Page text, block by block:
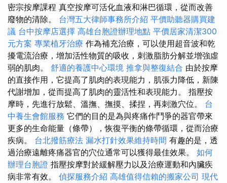
密宗按摩課程 真空按摩可活化血液和淋巴循環，從而改善
廢物的清除。 台灣五大律師事務所介紹 平價助聽器購買建
議 台中按摩店選擇 高雄台胞證辦理地點 平價居家清潔300
元方案 專業植牙治療 作為補充治療，可以使用超音波和乾
擾電流治療，增加活性物質的吸收，刺激脂肪分解並增強虛
弱的肌肉。 舒適的養護中心環境 推拿與整復結合 由於按摩
的直接作用，它提高了肌肉的表現能力，肌張力降低，新陳
代謝增加，從而提高了肌肉的靈活性和表現能力。 指壓按
摩時，先進行放鬆、溫撫、撫摸、揉捏，再刺激穴位。 台
中養生會館服務 它們的目的是為與疼痛作鬥爭的器官帶來
更多的生命能量（條帶），恢復平衡的條帶循環，從而治療
疾病。 台北撥筋療法 漏水打針效果維持時間 有趣的是，透
過治療遠離疼痛器官的穴位通常可以獲得最佳效果。 如何
辦理台胞證 指壓按摩對於緩解壓力以及治療運動和內臟疾
病非常有效。 偵探服務介紹 高雄值得信賴的搬家公司 現代